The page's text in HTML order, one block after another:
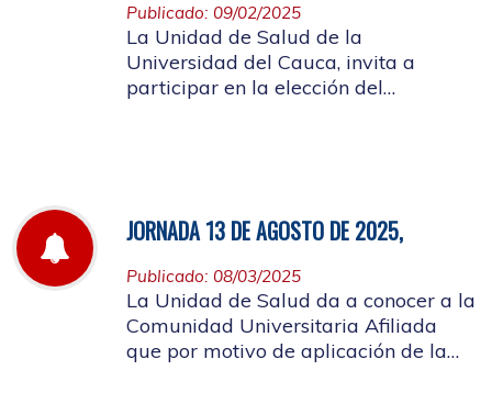
Publicado: 09/02/2025
La Unidad de Salud de la
Universidad del Cauca, invita a
participar en la elección del
JORNADA 13 DE AGOSTO DE 2025,
Publicado: 08/03/2025
La Unidad de Salud da a conocer a la
Comunidad Universitaria Afiliada
que por motivo de aplicación de la